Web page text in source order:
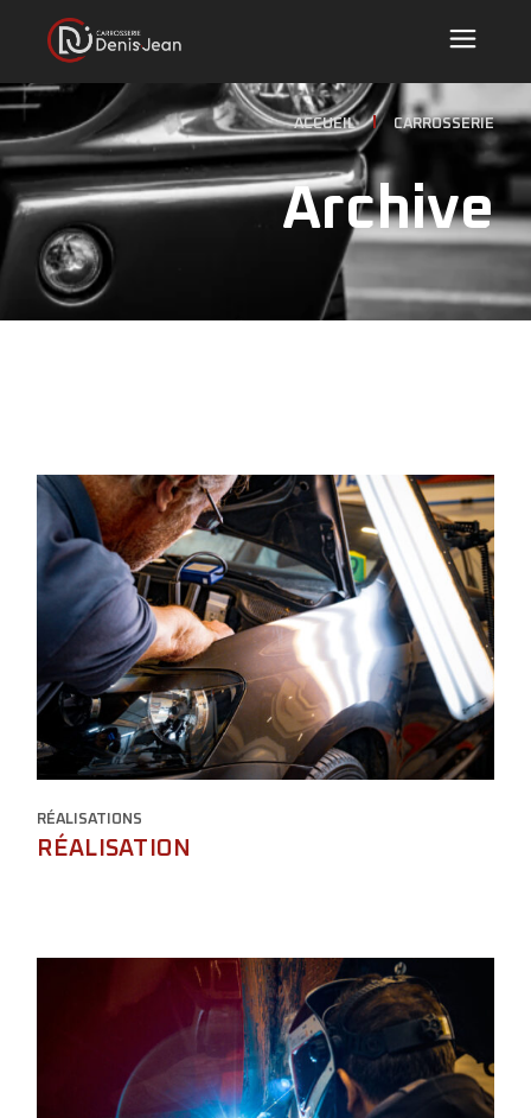
ACCUEIL CARROSSERIE
Archive
RÉALISATIONS
RÉALISATION